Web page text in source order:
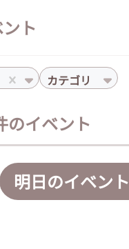
ト
カテゴリ
のイベント
明日のイベント